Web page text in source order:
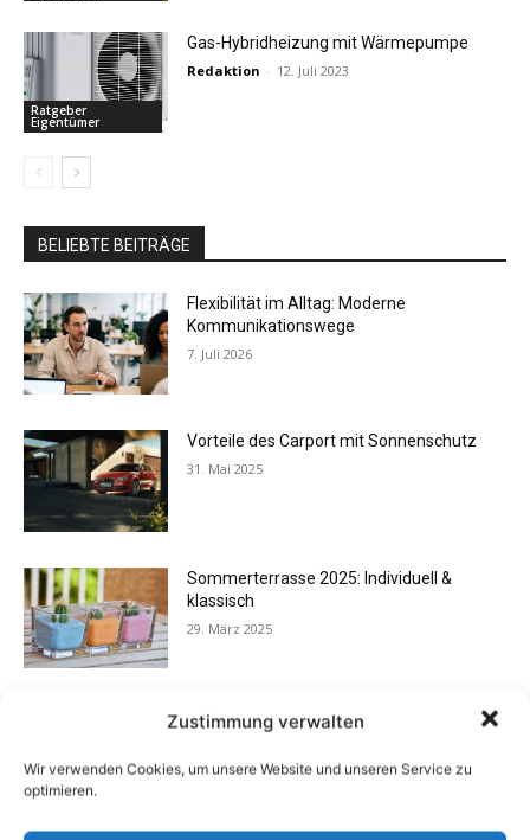
Zustimmung verwalten
Wir verwenden Cookies, um unsere Website und unseren Service zu
optimieren.
Ratgeber
Eigentümer
Gas-Hybridheizung mit Wärmepumpe
Redaktion - 12. Juli 2023
BELIEBTE BEITRÄGE
Flexibilität im Alltag: Moderne
Kommunikationswege
7. Juli 2026
Vorteile des Carport mit Sonnenschutz
31. Mai 2025
Sommerterrasse 2025: Individuell &
klassisch
29. März 2025
Verkauf mit Immobilienmakler
lohnenswert
9. Januar 2025